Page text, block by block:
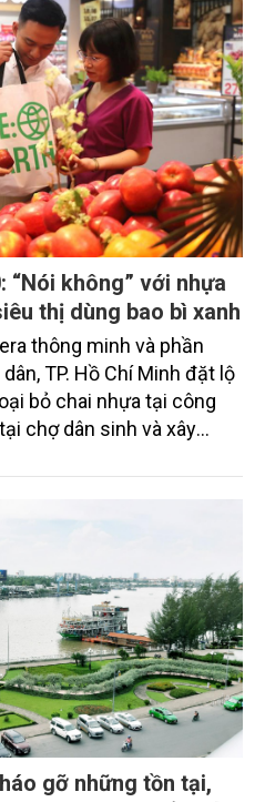
“Nói không” với nhựa
thị dùng bao bì xanh
thông minh và phần
TP. Hồ Chí Minh đặt lộ
bỏ chai nhựa tại công
chợ dân sinh và xây
gỡ những tồn tại,